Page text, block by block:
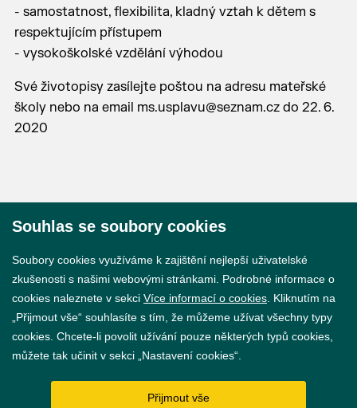
- samostatnost, flexibilita, kladný vztah k dětem s
respektujícím přístupem
- vysokoškolské vzdělání výhodou
Své životopisy zasílejte poštou na adresu mateřské
školy nebo na email ms.usplavu@seznam.czdo 22. 6.
2020
GDPR
Souhlas se soubory cookies
Soubory cookies využíváme k zajištění nejlepší uživatelské
zkušenosti s našimi webovými stránkami. Podrobné informace o
cookies naleznete v sekci Více informací o cookies . Kliknutím na
„Přijmout vše“ souhlasíte s tím, že můžeme užívat všechny typy
cookies. Chcete-li povolit užívání pouze některých typů cookies,
můžete tak učinit v sekci „Nastavení cookies“.
Přijmout vše